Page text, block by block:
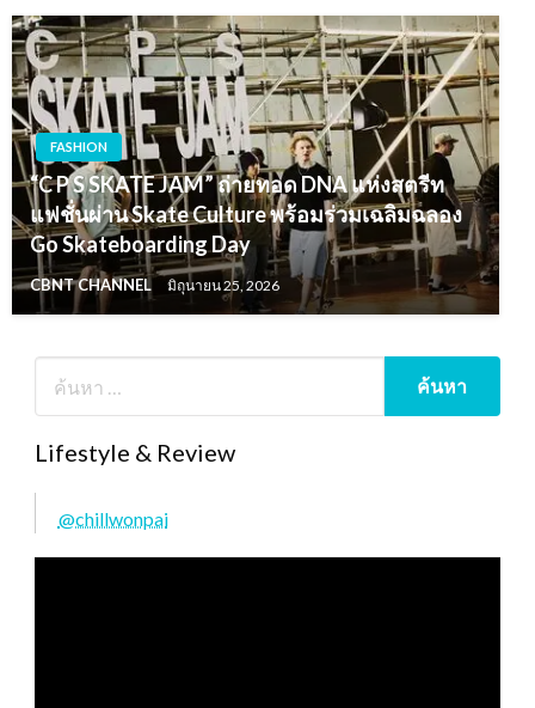
FASHION
“C P S SKATE JAM” ถ่ายทอด DNA แห่งสตรีท
แฟชั่นผ่าน Skate Culture พร้อมร่วมเฉลิมฉลอง
Go Skateboarding Day
CBNT CHANNEL มิถุนายน 25, 2026
Lifestyle & Review
@chillwonpai